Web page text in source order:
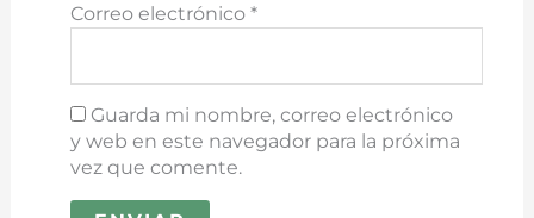
Correo electrónico *
Guarda mi nombre, correo electrónico
y web en este navegador para la próxima
vez que comente.